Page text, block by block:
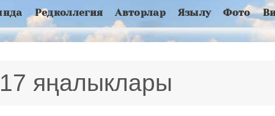
Редколлегия Авторлар Язылу Фото
яңалыклары